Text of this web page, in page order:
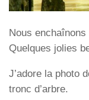
Nous
Quelques jolies
J’adore la photo
tronc d’arbre.